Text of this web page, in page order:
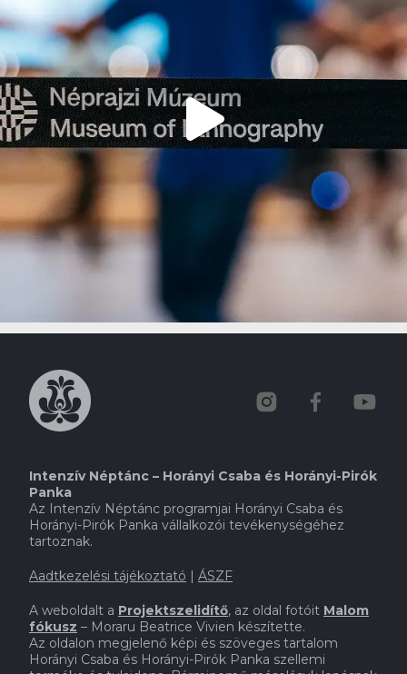
Intenzív Néptánc – Horányi Csaba és Horányi-Pirók
Panka
Az Intenzív Néptánc programjai Horányi Csaba és
Horányi-Pirók Panka vállalkozói tevékenységéhez
tartoznak.
Aadtkezelési tájékoztató | ÁSZF
A weboldalt a Projektszelidítő, az oldal fotóit Malom
fókusz – Moraru Beatrice Vivien készítette.
Az oldalon megjelenő képi és szöveges tartalom
Horányi Csaba és Horányi-Pirók Panka szellemi